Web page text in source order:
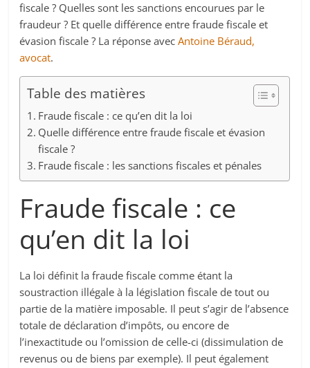
fiscale ? Quelles sont les sanctions encourues par le
fraudeur ? Et quelle différence entre fraude fiscale et
évasion fiscale ? La réponse avecAntoine Béraud,
avocat.
Table des matières
Fraude fiscale : ce qu’en dit la loi
Quelle différence entre fraude fiscale et évasion
fiscale ?
Fraude fiscale : les sanctions fiscales et pénales
Fraude fiscale : ce
qu’en dit la loi
La loi définit la fraude fiscale comme étant la
soustraction illégale à la législation fiscale de tout ou
partie de la matière imposable. Il peut s’agir de l’absence
totale de déclaration d’impôts, ou encore de
l’inexactitude ou l’omission de celle-ci (dissimulation de
revenus ou de biens par exemple). Il peut également